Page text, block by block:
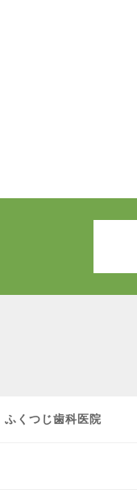
ふくつじ歯科医院